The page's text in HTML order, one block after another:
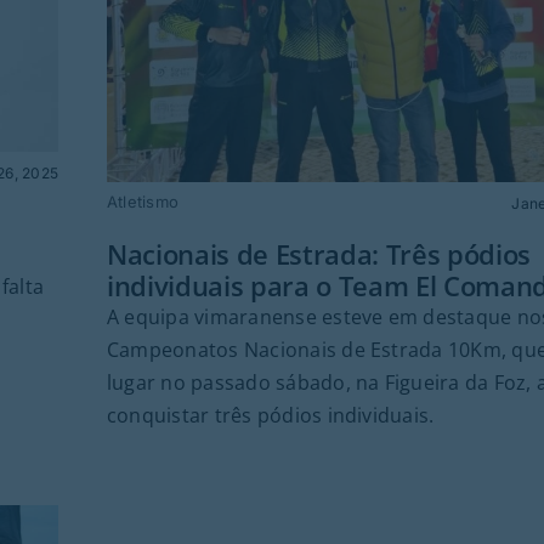
2025
Atletismo
Nacionais de Estrada: Três pódios
individuais para o Team El
A equipa vimaranense esteve em destaque
Campeonatos Nacionais de Estrada 10Km,
lugar no passado sábado, na Figueira da Foz,
conquistar três pódios individuais.